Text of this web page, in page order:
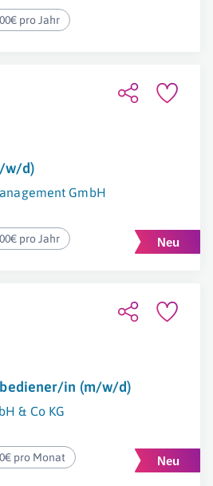
pro Jahr
w/d)
GmbH
pro Jahr
in (m/w/d)
& Co KG
pro Monat